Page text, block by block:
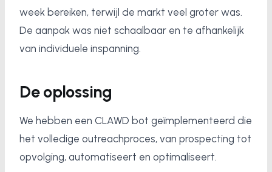
week bereiken, terwijl de markt veel groter was.
De aanpak was niet schaalbaar en te afhankelijk
van individuele inspanning.
De oplossing
We hebben een CLAWD bot geïmplementeerd die
het volledige outreachproces, van prospecting tot
opvolging, automatiseert en optimaliseert.